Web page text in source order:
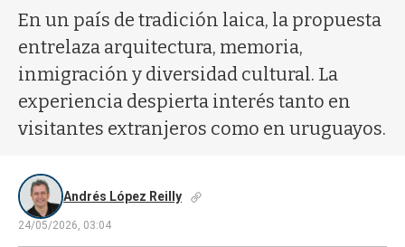
a
En un país de tradición laica, la propuesta
entrelaza arquitectura, memoria,
inmigración y diversidad cultural. La
experiencia despierta interés tanto en
visitantes extranjeros como en uruguayos.
Andrés López Reilly
24/05/2026, 03:04